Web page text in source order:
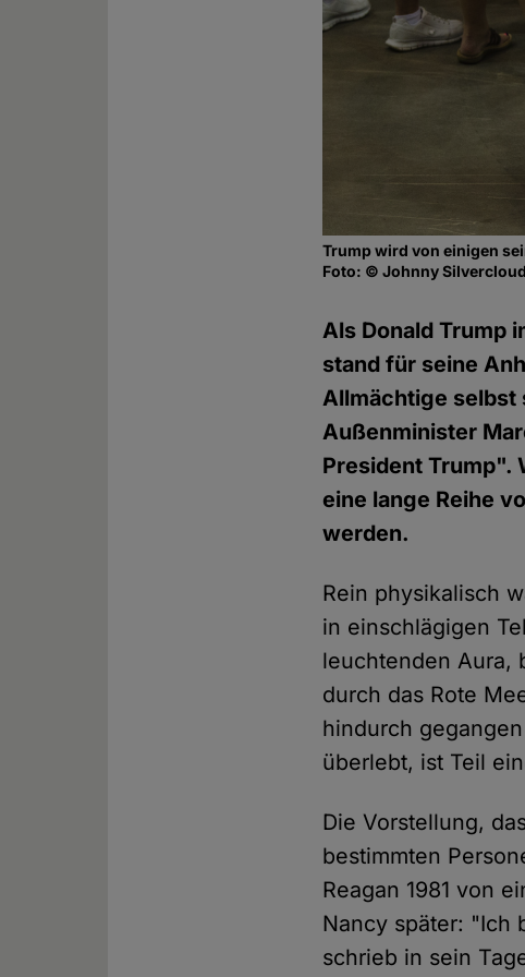
Trump wird von einigen
Foto: © Johnny
Als Donald Trump
stand für seine
Allmächtige selbst
Außenminister
President Trump".
eine lange Reihe
werden.
Rein physikalisch
in einschlägigen
leuchtenden Aura,
durch das Rote
hindurch
überlebt, ist Teil
Die Vorstellung,
bestimmten
Reagan 1981 von
Nancy später: "Ich
schrieb in sein